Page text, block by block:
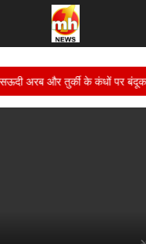
अरब और तुर्की के कंधों पर बंदूक